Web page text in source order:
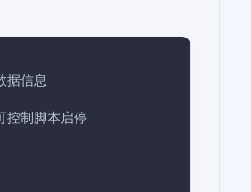
信息
控制脚本启停